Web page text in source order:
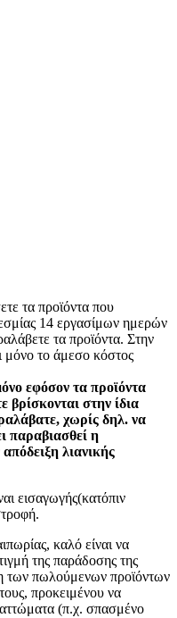
τα προϊόντα που
14 εργασίμων ημερών
τα προϊόντα. Στην
μόνο το άμεσο κόστος
εφόσον τα προϊόντα
βρίσκονται στην ίδια
χωρίς δηλ. να
παραβιασθεί η
λιανικής
εισαγωγής(κατόπιν
καλό είναι να
της παράδοσης της
των πωλούμενων προϊόντων
προκειμένου να
(π.χ. σπασμένο